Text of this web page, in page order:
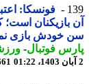
فونسکا:
است؛
خودش بازی نمی
فوتبال-ورزشی